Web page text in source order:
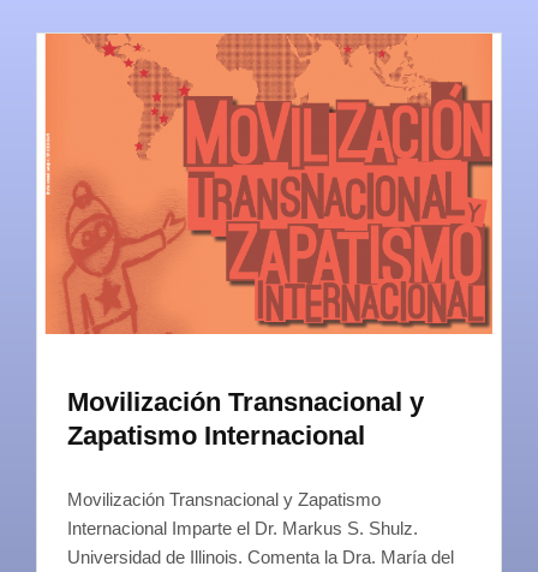
Movilización Transnacional y
Zapatismo Internacional
Movilización Transnacional y Zapatismo
Internacional Imparte el Dr. Markus S. Shulz.
Universidad de Illinois. Comenta la Dra. María del